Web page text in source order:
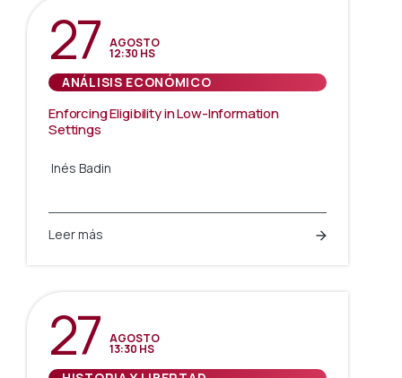
27 AGOSTO
12:30 HS
ANÁLISIS ECONÓMICO
Enforcing Eligibility in Low-Information
Settings
Inés Badin
Leer más
27 AGOSTO
13:30 HS